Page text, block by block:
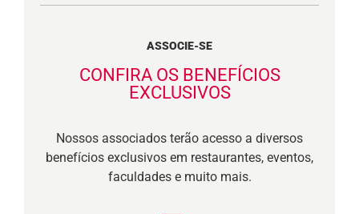
ASSOCIE-SE
CONFIRA OS BENEFÍCIOS
EXCLUSIVOS
Nossos associados terão acesso a diversos
benefícios exclusivos em restaurantes, eventos,
faculdades e muito mais.